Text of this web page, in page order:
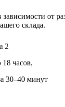
от
склада.
18 часов,
30–40 минут